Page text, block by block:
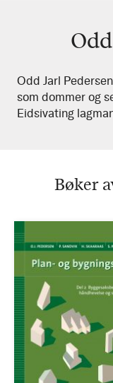
Odd
Jarl
Odd Jarl
som dommer og
Eidsivating
Bøker